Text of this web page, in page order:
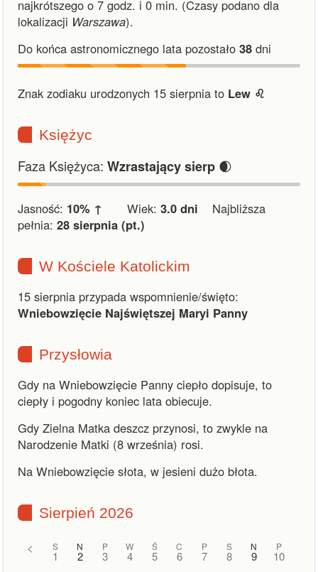
najkrótszego o 7 godz. i 0 min. (Czasy podano dla
lokalizacji Warszawa).
Do końca astronomicznego lata pozostało 38 dni
Znak zodiaku urodzonych 15 sierpnia to Lew ♌︎
Księżyc
Faza Księżyca: Wzrastający sierp 🌒
Jasność: 10% ↑ Wiek: 3.0 dni Najbliższa
pełnia: 28 sierpnia (pt.)
W Kościele Katolickim
15 sierpnia przypada wspomnienie/święto:
Wniebowzięcie Najświętszej Maryi Panny
Przysłowia
Gdy na Wniebowzięcie Panny ciepło dopisuje, to
ciepły i pogodny koniec lata obiecuje.
Gdy Zielna Matka deszcz przynosi, to zwykle na
Narodzenie Matki (8 września) rosi.
Na Wniebowzięcie słota, w jesieni dużo błota.
Sierpień 2026
< S
1
N
2
P
3
W
4
Ś
5
C
6
P
7
S
8
N
9
P
10